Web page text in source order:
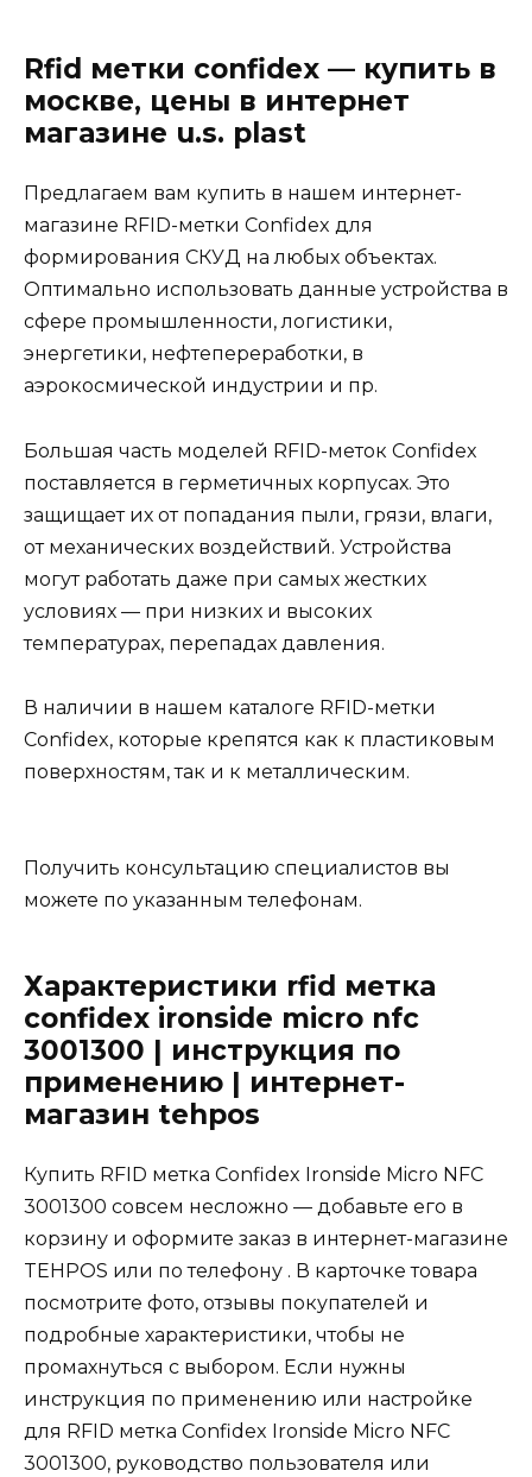
Rfid метки confidex — купить в
москве, цены в интернет
магазине u.s. plast
Предлагаем вам купить в нашем интернет-
магазине RFID-метки Confidex для
формирования СКУД на любых объектах.
Оптимально использовать данные устройства в
сфере промышленности, логистики,
энергетики, нефтепереработки, в
аэрокосмической индустрии и пр.
Большая часть моделей RFID-меток Confidex
поставляется в герметичных корпусах. Это
защищает их от попадания пыли, грязи, влаги,
от механических воздействий. Устройства
могут работать даже при самых жестких
условиях — при низких и высоких
температурах, перепадах давления.
В наличии в нашем каталоге RFID-метки
Confidex, которые крепятся как к пластиковым
поверхностям, так и к металлическим.
Получить консультацию специалистов вы
можете по указанным телефонам.
Характеристики rfid метка
confidex ironside micro nfc
3001300 | инструкция по
применению | интернет-
магазин tehpos
Купить RFID метка Confidex Ironside Micro NFC
3001300 совсем несложно — добавьте его в
корзину и оформите заказ в интернет-магазине
TEHPOS или по телефону . В карточке товара
посмотрите фото, отзывы покупателей и
подробные характеристики, чтобы не
промахнуться с выбором. Если нужны
инструкция по применению или настройке
для RFID метка Confidex Ironside Micro NFC
3001300, руководство пользователя или